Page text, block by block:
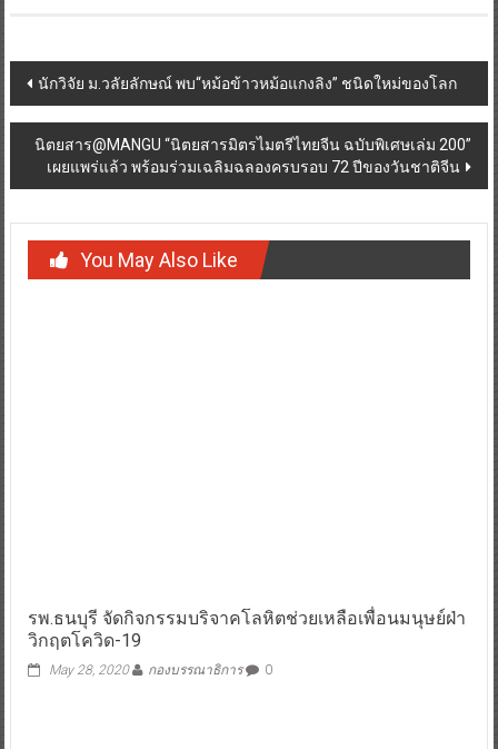
Post
navigation
นักวิจัย ม.วลัยลักษณ์ พบ“หม้อข้าวหม้อแกงลิง” ชนิดใหม่ของโลก
นิตยสาร@MANGU “นิตยสารมิตรไมตรีไทยจีน ฉบับพิเศษเล่ม 200”
เผยแพร่แล้ว พร้อมร่วมเฉลิมฉลองครบรอบ 72 ปีของวันชาติจีน
You May Also Like
รพ.ธนบุรี จัดกิจกรรมบริจาคโลหิตช่วยเหลือเพื่อนมนุษย์ฝ่า
วิกฤตโควิด-19
May 28, 2020 กองบรรณาธิการ 0